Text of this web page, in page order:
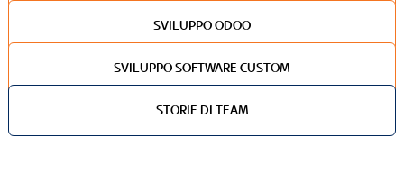
SVILUPPO ODOO
SVILUPPO SOFTWARE CUSTOM
STORIE DI TEAM